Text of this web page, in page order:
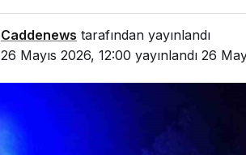
Caddenews tarafından yayınlandı
26 Mayıs 2026, 12:00 yayınlandı 26